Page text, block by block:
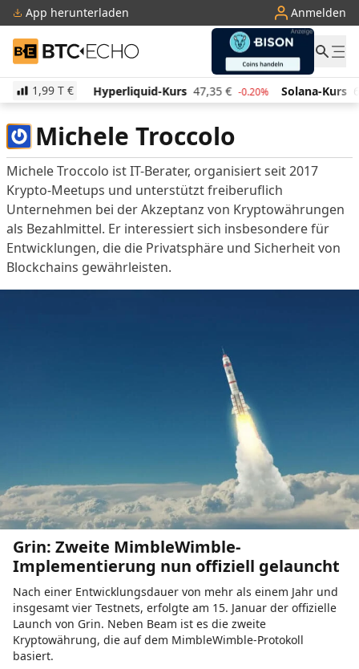
App herunterladen Anmelden
BTC-ECHO
1,99 T €
€ 2.10% Hyperliquid-Kurs 47,35 € -0.20% Solana-Kurs
Michele Troccolo
Michele Troccolo ist IT-Berater, organisiert seit 2017
Krypto-Meetups und unterstützt freiberuflich
Unternehmen bei der Akzeptanz von Kryptowährungen
als Bezahlmittel. Er interessiert sich insbesondere für
Entwicklungen, die die Privatsphäre und Sicherheit von
Blockchains gewährleisten.
Grin: Zweite MimbleWimble-
Implementierung nun offiziell gelauncht
Nach einer Entwicklungsdauer von mehr als einem Jahr und
insgesamt vier Testnets, erfolgte am 15. Januar der offizielle
Launch von Grin. Neben Beam ist es die zweite
Kryptowährung, die auf dem MimbleWimble-Protokoll
basiert.